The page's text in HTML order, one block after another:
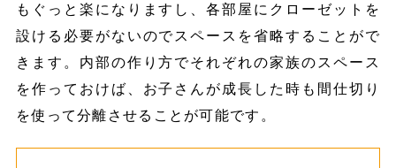
もぐっと楽になりますし、各部屋にクローゼットを
設ける必要がないのでスペースを省略することがで
きます。内部の作り方でそれぞれの家族のスペース
を作っておけば、お子さんが成長した時も間仕切り
を使って分離させることが可能です。